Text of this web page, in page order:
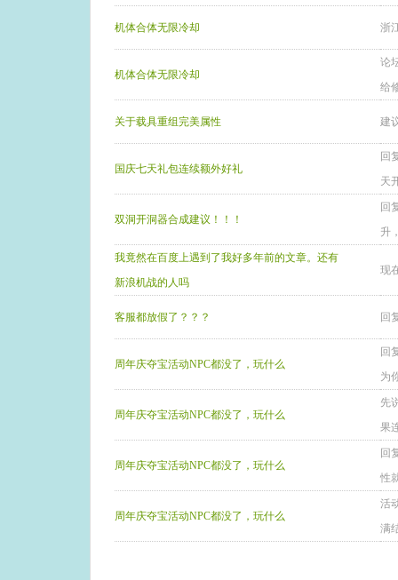
机体合体无限冷却 浙
机体合体无限冷却
论
给
关于载具重组完美属性 建
国庆七天礼包连续额外好礼
回
天
双洞开洞器合成建议！！！
回
升
我竟然在百度上遇到了我好多年前的文章。还有
新浪机战的人吗
现
客服都放假了？？？ 回
周年庆夺宝活动NPC都没了，玩什么
回
为
周年庆夺宝活动NPC都没了，玩什么
先
果
周年庆夺宝活动NPC都没了，玩什么
回
性
周年庆夺宝活动NPC都没了，玩什么
活
满